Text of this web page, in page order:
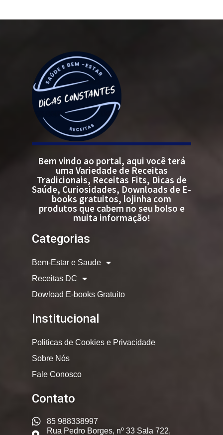
Bem vindo ao portal, aqui você terá
uma Variedade de Receitas
Tradicionais, Receitas Fits, Dicas de
Saúde, Curiosidades, Downloads de E-
books gratuitos, lojinha com
produtos que cabem no seu bolso e
muita informação!
Categorias
Bem-Estar e Saude
Receitas DC
Dowload E-books Gratuito
Institucional
Politicas de Cookies e Privacidade
Sobre Nós
Fale Conosco
Contato
85 988338997
Rua Pedro Borges, nº 33 Sala 722,